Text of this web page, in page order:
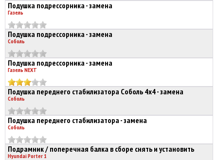
Подушка подрессорника - замена
Газель
Подушка подрессорника - замена
Соболь
Подушка подрессорника - замена
Газель NEXT
Подушка переднего стабилизатора Соболь 4х4 - замена
Соболь
Подушка переднего стабилизатора - замена
Соболь
Подрамник / поперечная балка в сборе снять и установить
Hyundai Porter 1